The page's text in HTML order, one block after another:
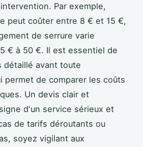
Par exemple,
peut coûter entre 8 € et 15 €,
de serrure varie
€ à 50 €. Il est essentiel de
détaillé avant toute
permet de comparer les coûts
Un devis clair et
d'un service sérieux et
de tarifs déroutants ou
soyez vigilant aux